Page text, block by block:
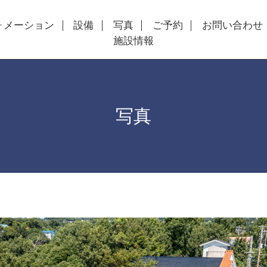
メーション 設備 写真 ご予約
お問い合わせ
施設情報
写真